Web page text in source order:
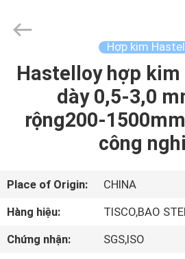
TRANG
PHẨM
VỀ
STEEL
INDUSTRIAL
Rights
Reserved.
Hợp kim
Hastelloy hợp
dày 0,5-3,0
rộng200-
công
Place of Origin:
CHINA
Hàng hiệu:
TISCO,BAO
Chứng nhận:
SGS,ISO